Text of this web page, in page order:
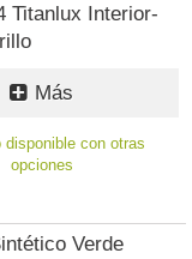
Titanlux Interior-
Más
disponible con otras
opciones
Verde